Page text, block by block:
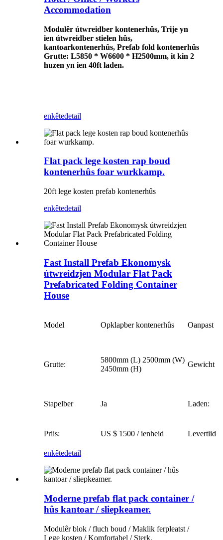
Accommodation
Modulêr útwreidber kontenerhûs, Trije yn
ien útwreidber stielen hûs,
kantoarkontenerhûs, Prefab fold kontenerhûs
Grutte: L5850 * W6600 * H2500mm, it kin 2
huzen yn ien 40ft laden.
enkêtedetail
Flat pack lege kosten rap boud
kontenerhûs foar wurkkamp.
20ft lege kosten prefab kontenerhûs
enkêtedetail
Fast Install Prefab Ekonomysk
útwreidzjen Modular Flat Pack
Prefabricated Folding Container
House
Model Opklapber kontenerhûs Oanpast
Grutte:
5800mm (L) 2500mm (W)
2450mm (H)
Gewicht
Stapelber Ja Laden:
Priis: US $ 1500 / ienheid Levertiid
enkêtedetail
Moderne prefab flat pack container /
hûs kantoar / sliepkeamer.
Modulêr blok / fluch boud / Maklik ferpleatst /
Lege kosten / Komfortabel / Sterk.